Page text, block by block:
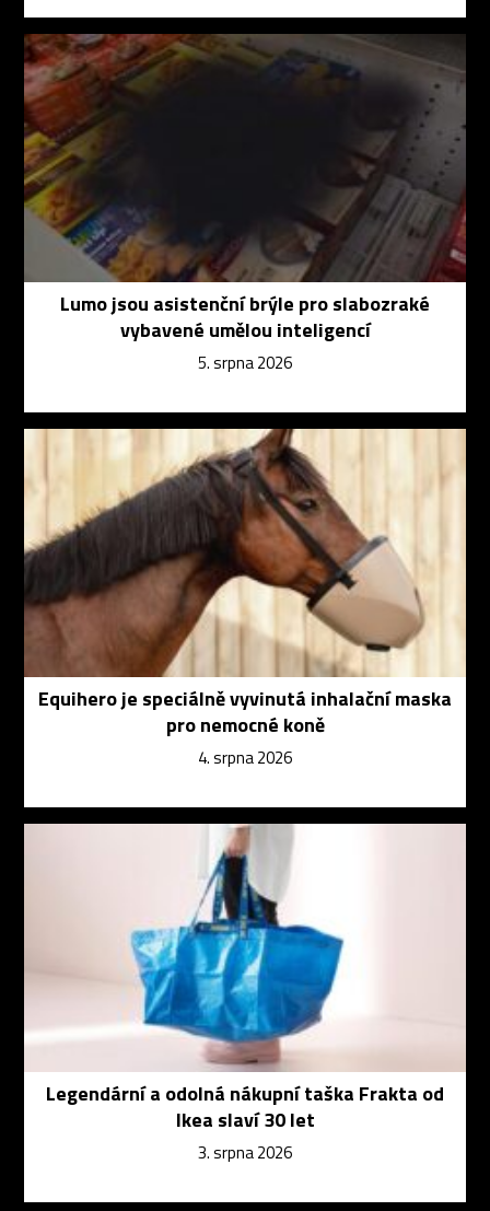
Lumo jsou asistenční brýle pro slabozraké
vybavené umělou inteligencí
5. srpna 2026
Equihero je speciálně vyvinutá inhalační maska
pro nemocné koně
4. srpna 2026
Legendární a odolná nákupní taška Frakta od
Ikea slaví 30 let
3. srpna 2026